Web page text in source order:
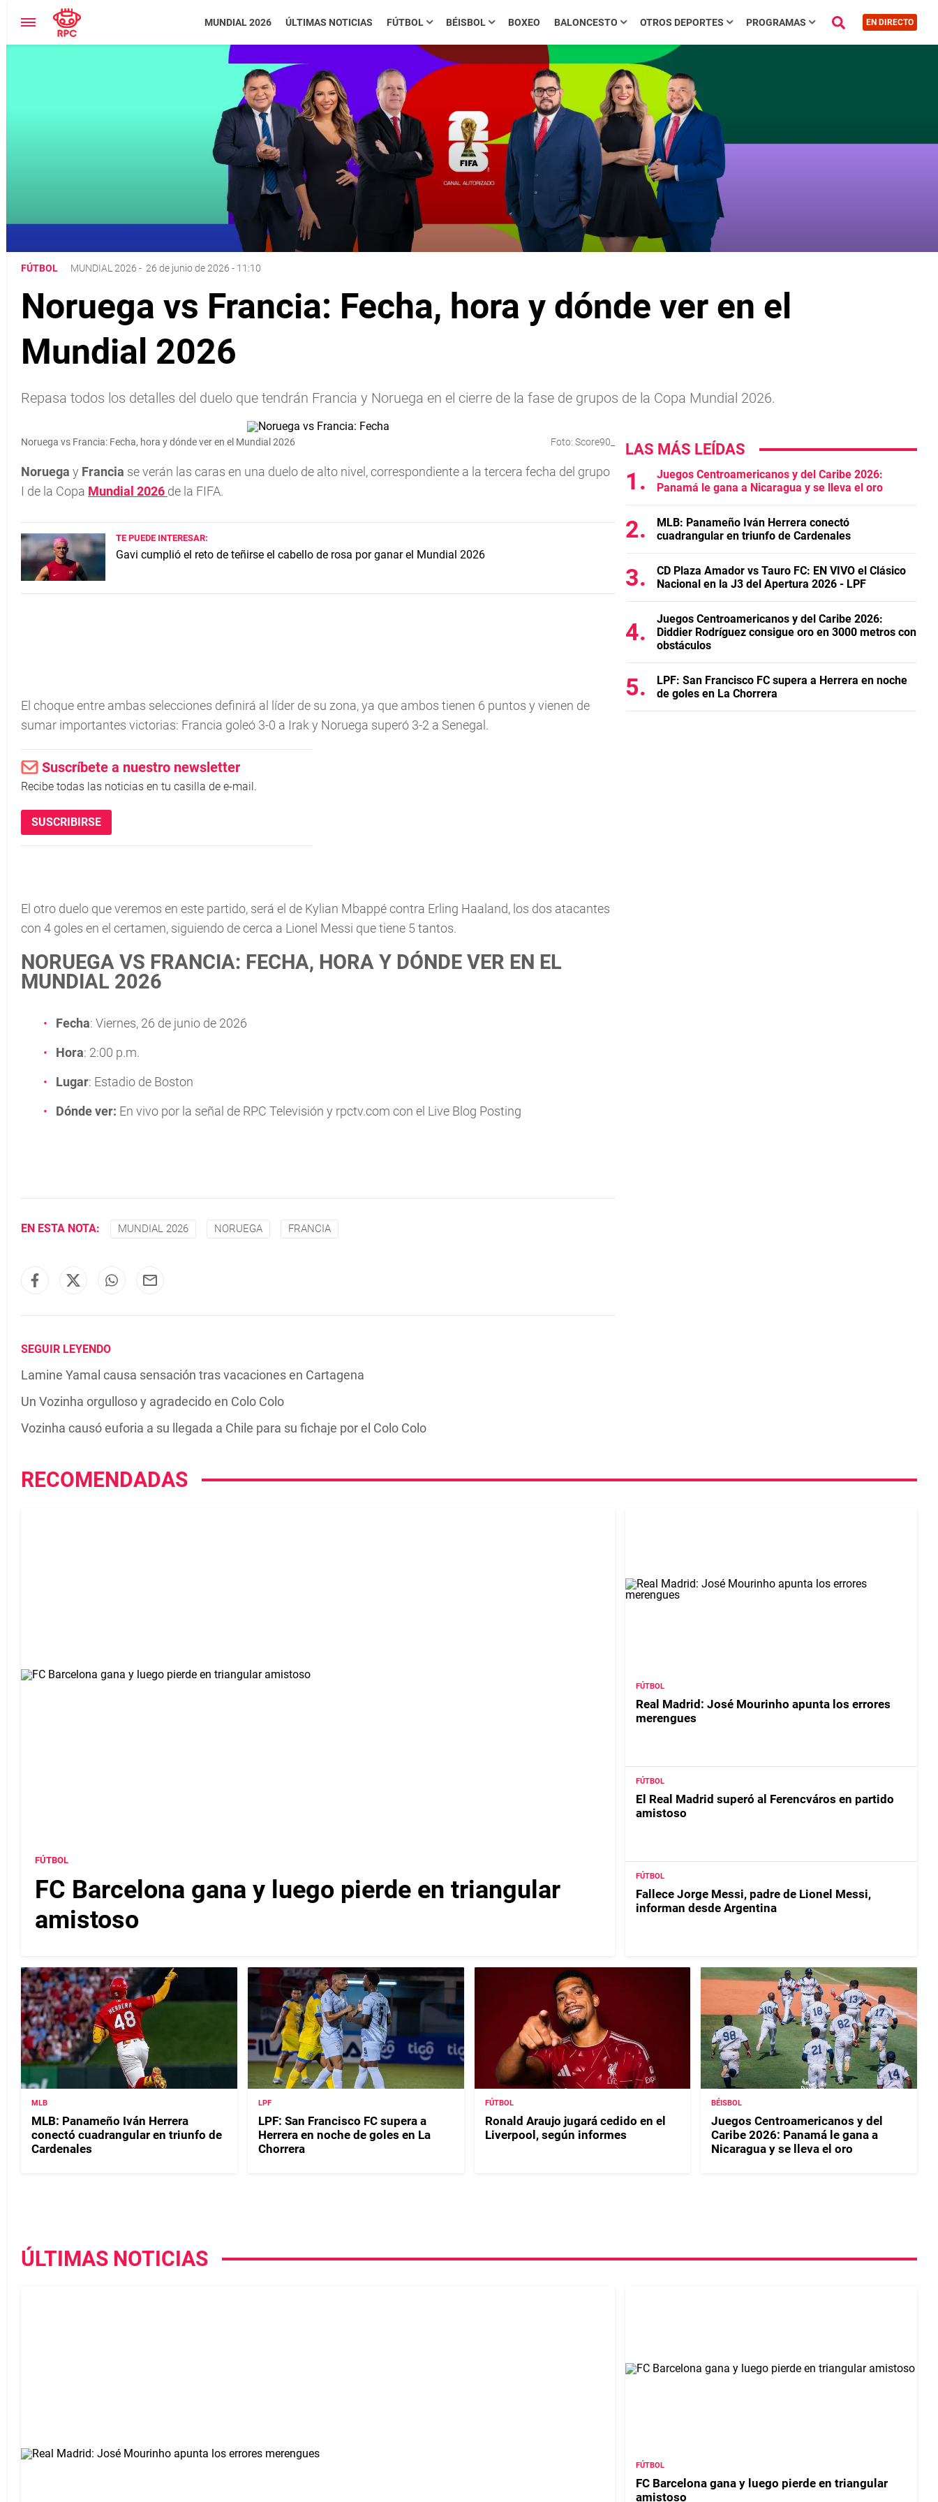
MUNDIAL 2026 ÚLTIMAS NOTICIAS FÚTBOL BÉISBOL BOXEO BALONCESTO OTROS DEPORTES PROGRAMAS EN DIRECTO
FÚTBOL MUNDIAL 2026 - 26 de junio de 2026 - 11:10
Noruega vs Francia: Fecha, hora y dónde ver en el
Mundial 2026
Repasa todos los detalles del duelo que tendrán Francia y Noruega en el cierre de la fase de grupos de la Copa Mundial 2026.
Noruega vs Francia: Fecha, hora y dónde ver en el Mundial 2026 Foto: Score90_
Noruega y Francia se verán las caras en una duelo de alto nivel, correspondiente a la tercera fecha del grupo
I de la Copa Mundial 2026 de la FIFA.
TE PUEDE INTERESAR:
Gavi cumplió el reto de teñirse el cabello de rosa por ganar el Mundial 2026
El choque entre ambas selecciones definirá al líder de su zona, ya que ambos tienen 6 puntos y vienen de
sumar importantes victorias: Francia goleó 3-0 a Irak y Noruega superó 3-2 a Senegal.
Suscríbete a nuestro newsletter
Recibe todas las noticias en tu casilla de e-mail.
SUSCRIBIRSE
El otro duelo que veremos en este partido, será el de Kylian Mbappé contra Erling Haaland, los dos atacantes
con 4 goles en el certamen, siguiendo de cerca a Lionel Messi que tiene 5 tantos.
NORUEGA VS FRANCIA: FECHA, HORA Y DÓNDE VER EN EL
MUNDIAL 2026
Fecha: Viernes, 26 de junio de 2026
Hora: 2:00 p.m.
Lugar: Estadio de Boston
Dónde ver: En vivo por la señal de RPC Televisión y rpctv.com con el Live Blog Posting
EN ESTA NOTA: MUNDIAL 2026 NORUEGA FRANCIA
SEGUIR LEYENDO
Lamine Yamal causa sensación tras vacaciones en Cartagena
Un Vozinha orgulloso y agradecido en Colo Colo
Vozinha causó euforia a su llegada a Chile para su fichaje por el Colo Colo
LAS MÁS LEÍDAS
Juegos Centroamericanos y del Caribe 2026:
Panamá le gana a Nicaragua y se lleva el oro
MLB: Panameño Iván Herrera conectó
cuadrangular en triunfo de Cardenales
CD Plaza Amador vs Tauro FC: EN VIVO el Clásico
Nacional en la J3 del Apertura 2026 - LPF
Juegos Centroamericanos y del Caribe 2026:
Diddier Rodríguez consigue oro en 3000 metros con
obstáculos
LPF: San Francisco FC supera a Herrera en noche
de goles en La Chorrera
RECOMENDADAS
FÚTBOL
FC Barcelona gana y luego pierde en triangular
amistoso
FÚTBOL
Real Madrid: José Mourinho apunta los errores
merengues
FÚTBOL
El Real Madrid superó al Ferencváros en partido
amistoso
FÚTBOL
Fallece Jorge Messi, padre de Lionel Messi,
informan desde Argentina
MLB
MLB: Panameño Iván Herrera
conectó cuadrangular en triunfo de
Cardenales
LPF
LPF: San Francisco FC supera a
Herrera en noche de goles en La
Chorrera
FÚTBOL
Ronald Araujo jugará cedido en el
Liverpool, según informes
BÉISBOL
Juegos Centroamericanos y del
Caribe 2026: Panamá le gana a
Nicaragua y se lleva el oro
ÚLTIMAS NOTICIAS
FÚTBOL
FC Barcelona gana y luego pierde en triangular
amistoso